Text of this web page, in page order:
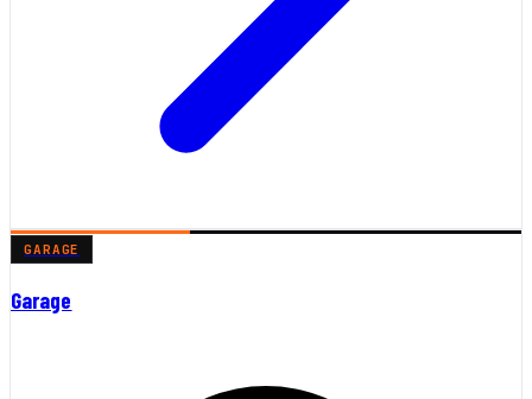
GARAGE
Garage